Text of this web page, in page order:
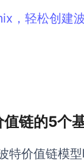
战略与
AI生成商
，轻松创建
链的5个
特价值链模